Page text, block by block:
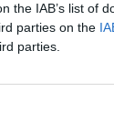
the IAB’s list of
parties on the
parties.